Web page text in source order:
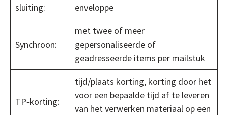
sluiting:
enveloppe
Synchroon:
met twee of meer
gepersonaliseerde of
geadresseerde items per mailstuk
TP‐korting:
tijd/plaats korting, korting door het
voor een bepaalde tijd af te leveren
van het verwerken materiaal op een